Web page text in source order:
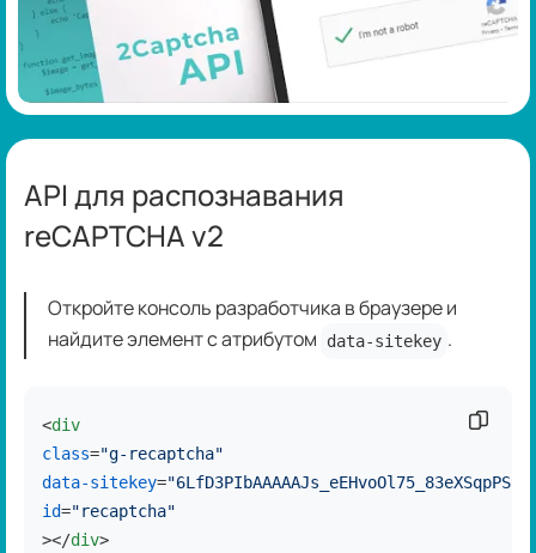
API для распознавания
reCAPTCHA v2
Откройте консоль разработчика в браузере и
найдите элемент с атрибутом
data-sitekey .
<div
class="g-recaptcha"
data-sitekey=
id="recaptcha"
></div>